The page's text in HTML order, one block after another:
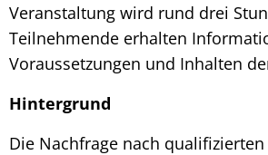
Veranstaltung wird rund drei
Teilnehmende erhalten
Voraussetzungen und Inhalten
Hintergrund
Die Nachfrage nach qualifizierten